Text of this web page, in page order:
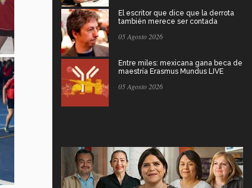
El escritor que dice que la derrota
también merece ser contada
05 Agosto 2026
Entre miles: mexicana gana beca de
maestría Erasmus Mundus LIVE
05 Agosto 2026